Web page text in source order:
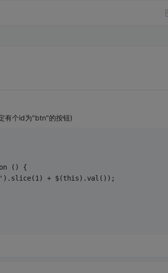
有个id为"btn"的按钮)
() {
+ $(this).val());